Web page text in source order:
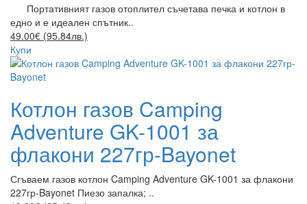
Портативният газов отоплител съчетава печка и котлон в
едно и е идеален спътник..
49.00€ (95.84лв.)
Купи
Котлон газов Camping
Adventure GK-1001 за
флакони 227гр-Bayonet
Сгъваем газов котлон Camping Adventure GK-1001 за флакони
227гр-Bayonet Пиезо запалка; ..